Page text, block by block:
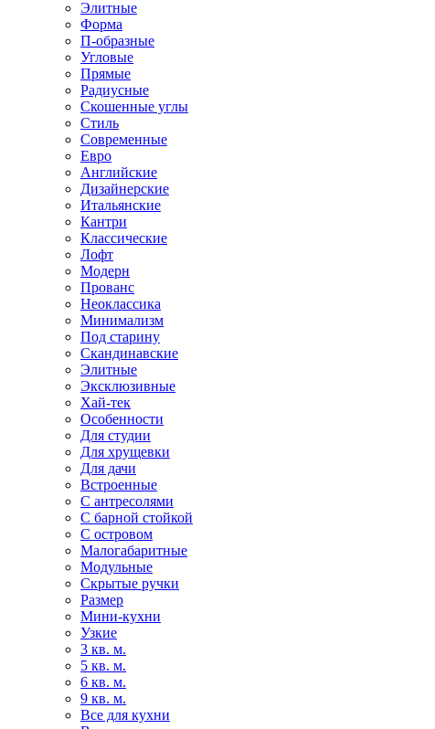
Элитные
Форма
П-образные
Угловые
Прямые
Радиусные
Скошенные углы
Стиль
Современные
Евро
Английские
Дизайнерские
Итальянские
Кантри
Классические
Лофт
Модерн
Прованс
Неоклассика
Минимализм
Под старину
Скандинавские
Элитные
Эксклюзивные
Хай-тек
Особенности
Для студии
Для хрущевки
Для дачи
Встроенные
С антресолями
С барной стойкой
С островом
Малогабаритные
Модульные
Скрытые ручки
Размер
Мини-кухни
Узкие
3 кв. м.
5 кв. м.
6 кв. м.
9 кв. м.
Все для кухни